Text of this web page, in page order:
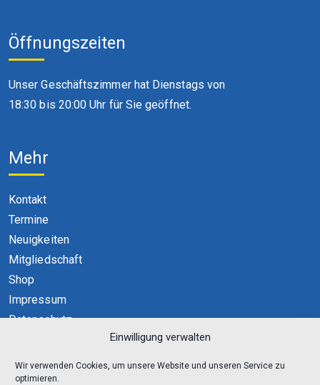
Einwilligung verwalten
Wir verwenden Cookies, um unsere Website und unseren Service zu
optimieren.
Öffnungszeiten
Unser Geschäftszimmer hat Dienstags von
18:30 bis 20:00 Uhr für Sie geöffnet.
Mehr
Kontakt
Termine
Neuigkeiten
Mitgliedschaft
Shop
Impressum
Datenschutz
Cookie-Richtlinie (EU)